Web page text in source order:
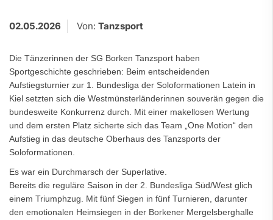
02.05.2026 Von: Tanzsport
Die Tänzerinnen der SG Borken Tanzsport haben
Sportgeschichte geschrieben: Beim entscheidenden
Aufstiegsturnier zur 1. Bundesliga der Soloformationen Latein in
Kiel setzten sich die Westmünsterländerinnen souverän gegen die
bundesweite Konkurrenz durch. Mit einer makellosen Wertung
und dem ersten Platz sicherte sich das Team „One Motion“ den
Aufstieg in das deutsche Oberhaus des Tanzsports der
Soloformationen.
Es war ein Durchmarsch der Superlative.
Bereits die reguläre Saison in der 2. Bundesliga Süd/West glich
einem Triumphzug. Mit fünf Siegen in fünf Turnieren, darunter
den emotionalen Heimsiegen in der Borkener Mergelsberghalle